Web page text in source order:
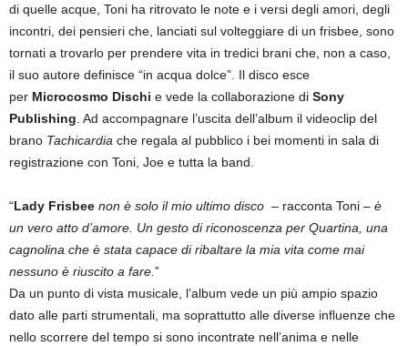
di quelle acque, Toni ha ritrovato le note e i versi degli amori, degli
incontri, dei pensieri che, lanciati sul volteggiare di un frisbee, sono
tornati a trovarlo per prendere vita in tredici brani che, non a caso,
il suo autore definisce “in acqua dolce”. Il disco esce
per Microcosmo Dischi e vede la collaborazione di Sony
Publishing . Ad accompagnare l’uscita dell’album il videoclip del
brano Tachicardia che regala al pubblico i bei momenti in sala di
registrazione con Toni, Joe e tutta la band.
“Lady Frisbee non è solo il mio ultimo disco – racconta Toni – è
un vero atto d’amore. Un gesto di riconoscenza per Quartina, una
cagnolina che è stata capace di ribaltare la mia vita come mai
nessuno è riuscito a fare. ”
Da un punto di vista musicale, l’album vede un più ampio spazio
dato alle parti strumentali, ma soprattutto alle diverse influenze che
nello scorrere del tempo si sono incontrate nell’anima e nelle